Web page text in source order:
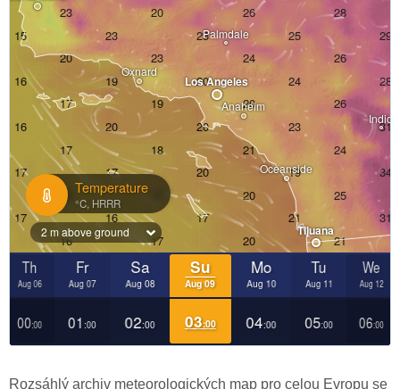
Rozsáhlý archiv meteorologických map pro celou Evropu se